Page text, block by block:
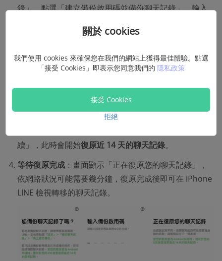
錄」，點選「建立備份啟用碼並備份聊天記錄」，輸入
合），點選「→」後記下彈出的備份啟用碼（有效期 10
新 iPhone 登入並進入備份啟用碼介面：在 iPhone 安裝
嗎？」畫面，點選「繼續」。
輸入備份啟用碼並復原記錄：在「輸入備份啟用碼」畫
續」，此時會開始復原近 14 天的聊天記錄。
等待復原完成 ：畫面顯示「正在復原您的聊天記錄」，
依網路狀況可能需要幾分鐘，復原完成後即可在 iPhone
LINE 檢視轉移的聊天記錄。
關於 cookies
我們使用 cookies 來確保您在我們的網站上獲得最佳體驗。點選
「接受 Cookies」即表示您同意我們的 隱私政策
接受 Cookies
拒絕